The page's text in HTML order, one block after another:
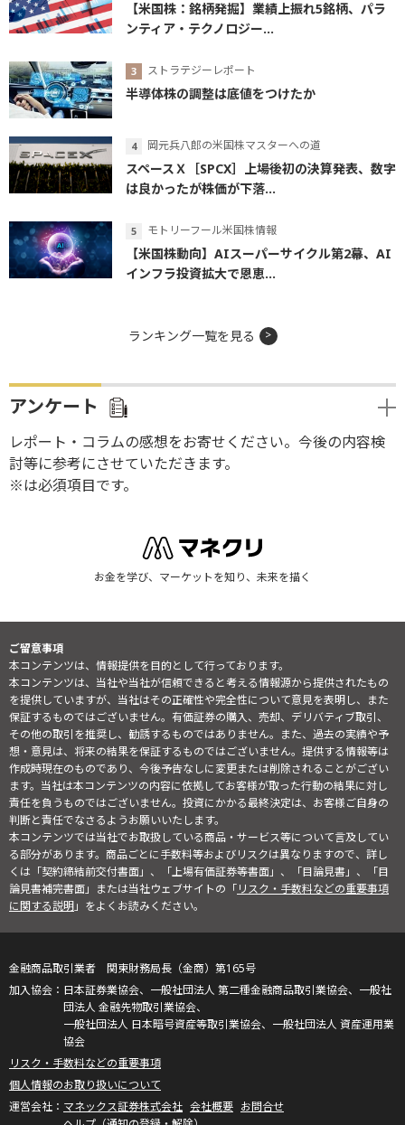
【米国株：銘柄発掘】業績上振れ5銘柄、パラ
ンティア・テクノロジー...
ストラテジーレポート
半導体株の調整は底値をつけたか
岡元兵八郎の米国株マスターへの道
スペースＸ［SPCX］上場後初の決算発表、数字
は良かったが株価が下落...
モトリーフール米国株情報
【米国株動向】AIスーパーサイクル第2幕、AI
インフラ投資拡大で恩恵...
ランキング一覧を見る
アンケート
レポート・コラムの感想をお寄せください。今後の内容検
討等に参考にさせていただきます。
※は必須項目です。
お金を学び、マーケットを知り、未来を描く
ご留意事項
本コンテンツは、情報提供を目的として行っております。
本コンテンツは、当社や当社が信頼できると考える情報源から提供されたもの
を提供していますが、当社はその正確性や完全性について意見を表明し、また
保証するものではございません。有価証券の購入、売却、デリバティブ取引、
その他の取引を推奨し、勧誘するものではありません。また、過去の実績や予
想・意見は、将来の結果を保証するものではございません。提供する情報等は
作成時現在のものであり、今後予告なしに変更または削除されることがござい
ます。当社は本コンテンツの内容に依拠してお客様が取った行動の結果に対し
責任を負うものではございません。投資にかかる最終決定は、お客様ご自身の
判断と責任でなさるようお願いいたします。
本コンテンツでは当社でお取扱している商品・サービス等について言及してい
る部分があります。商品ごとに手数料等およびリスクは異なりますので、詳し
くは「契約締結前交付書面」、「上場有価証券等書面」、「目論見書」、「目
論見書補完書面」または当社ウェブサイトの「リスク・手数料などの重要事項
に関する説明」をよくお読みください。
金融商品取引業者 関東財務局長（金商）第165号
日本証券業協会、一般社団法人 第二種金融商品取引業協会、一般社
団法人 金融先物取引業協会、
一般社団法人 日本暗号資産等取引業協会、一般社団法人 資産運用業
協会
リスク・手数料などの重要事項
個人情報のお取り扱いについて
マネックス証券株式会社 会社概要 お問合せ